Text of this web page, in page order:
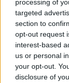
processing of
targeted
section to
opt-out request
interest-based
us or personal
your opt-out.
disclosure of